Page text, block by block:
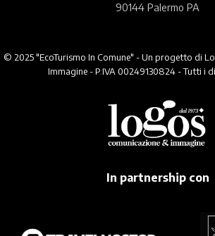
90144 Palermo PA
© 2025 "EcoTurismo In Comune" - Un progetto di
Immagine - P.IVA 00249130824 - Tutti i
In partnership con